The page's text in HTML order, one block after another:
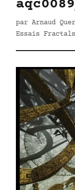
par Arnaud
Essais